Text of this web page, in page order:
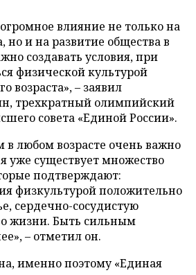
влияние не только на
но и на развитие общества в
создавать условия, при
физической культурой
возраста», – заявил
трехкратный олимпийский
совета «Единой России».
любом возрасте очень важно
уже существует множество
подтверждают:
физкультурой положительно
сердечно-сосудистую
жизни. Быть сильным
– отметил он.
именно поэтому «Единая